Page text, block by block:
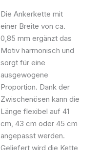
Die Ankerkette mit
einer Breite von ca.
0,85 mm ergänzt das
Motiv harmonisch und
sorgt für eine
ausgewogene
Proportion. Dank der
Zwischenösen kann die
Länge flexibel auf 41
cm, 43 cm oder 45 cm
angepasst werden.
Geliefert wird die Kette